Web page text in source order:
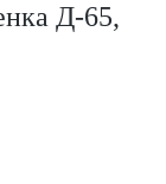
Д-65,